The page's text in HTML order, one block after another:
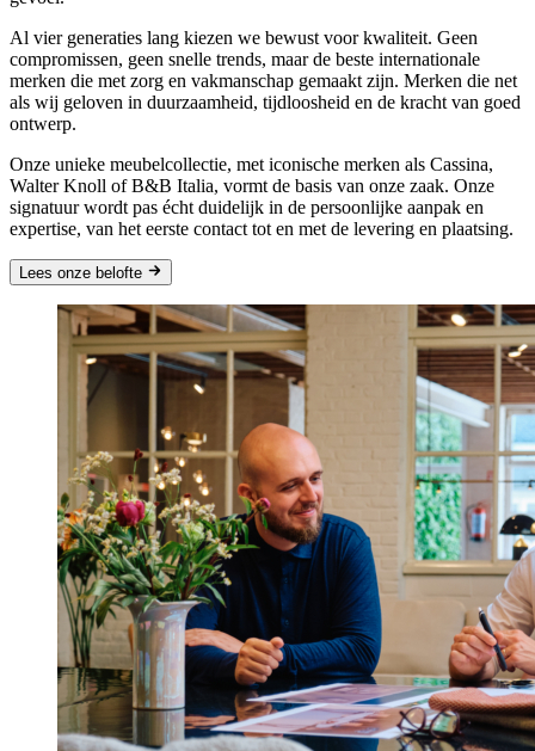
Al vier generaties lang kiezen we bewust voor kwaliteit. Geen
compromissen, geen snelle trends, maar de beste internationale
merken die met zorg en vakmanschap gemaakt zijn. Merken die net
als wij geloven in duurzaamheid, tijdloosheid en de kracht van goed
ontwerp.
Onze unieke meubelcollectie, met iconische merken als Cassina,
Walter Knoll of B&B Italia, vormt de basis van onze zaak. Onze
signatuur wordt pas écht duidelijk in de persoonlijke aanpak en
expertise, van het eerste contact tot en met de levering en plaatsing.
Lees onze belofte